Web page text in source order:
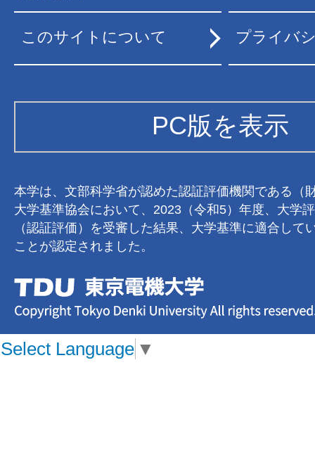
このサイトについて プライバ
PC版を表示
本学は、文部科学省が認めた認証評価機関である（
大学基準協会において、2023（令和5）年度、大学
（認証評価）を受審した結果、大学基準に適合して
ことが認定されました。
Select Language ▼